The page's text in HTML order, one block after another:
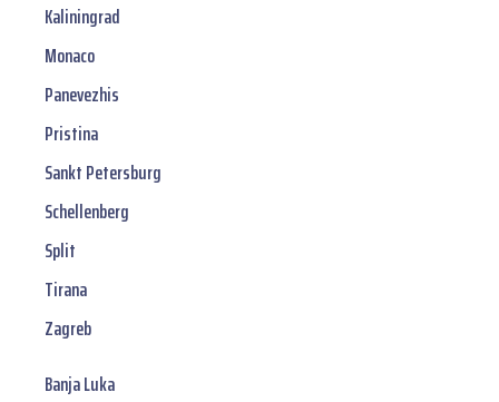
Kaliningrad
Monaco
Panevezhis
Pristina
Sankt Petersburg
Schellenberg
Split
Tirana
Zagreb
Banja Luka